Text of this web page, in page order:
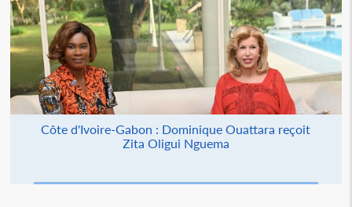
Côte d'Ivoire-Gabon : Dominique Ouattara reçoit
Zita Oligui Nguema